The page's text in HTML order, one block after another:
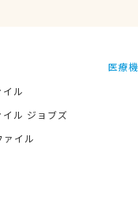
ル
イル ジョブズ
ァイル
医療